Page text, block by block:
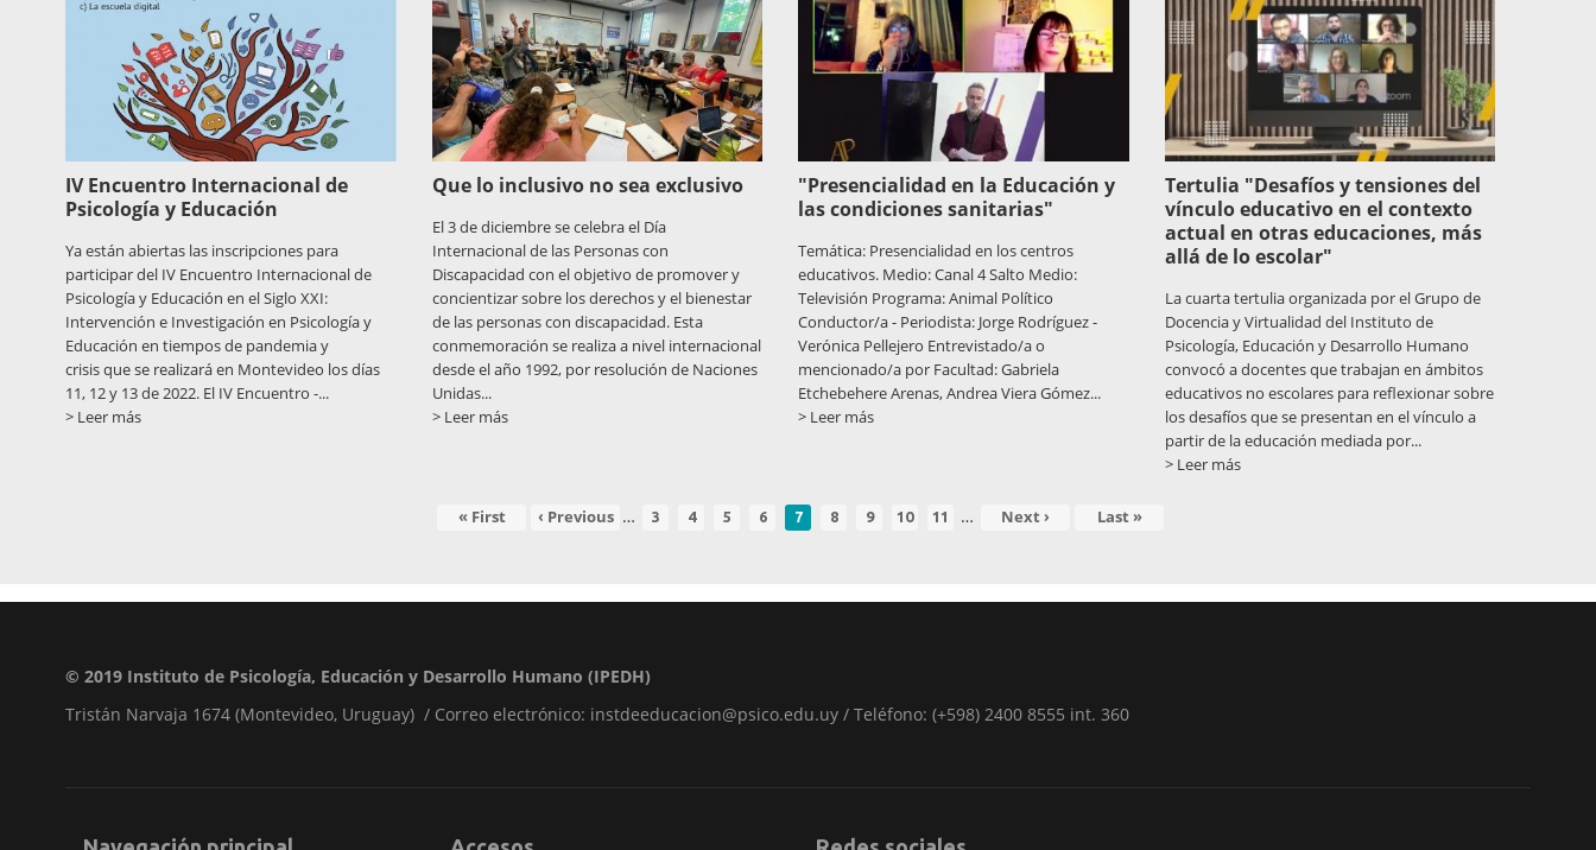
IV Encuentro Internacional de
Psicología y Educación
Ya están abiertas las inscripciones para
participar del IV Encuentro Internacional de
Psicología y Educación en el Siglo XXI:
Intervención e Investigación en Psicología y
Educación en tiempos de pandemia y
crisis que se realizará en Montevideo los días
11, 12 y 13 de 2022. El IV Encuentro -...
> Leer más
Que lo inclusivo no sea exclusivo
El 3 de diciembre se celebra el Día
Internacional de las Personas con
Discapacidad con el objetivo de promover y
concientizar sobre los derechos y el bienestar
de las personas con discapacidad. Esta
conmemoración se realiza a nivel internacional
desde el año 1992, por resolución de Naciones
Unidas...
> Leer más
"Presencialidad en la Educación y
las condiciones sanitarias"
Temática: Presencialidad en los centros
educativos. Medio: Canal 4 Salto Medio:
Televisión Programa: Animal Político
Conductor/a - Periodista: Jorge Rodríguez -
Verónica Pellejero Entrevistado/a o
mencionado/a por Facultad: Gabriela
Etchebehere Arenas, Andrea Viera Gómez...
> Leer más
Tertulia "Desafíos y tensiones del
vínculo educativo en el contexto
actual en otras educaciones, más
allá de lo escolar"
La cuarta tertulia organizada por el Grupo de
Docencia y Virtualidad del Instituto de
Psicología, Educación y Desarrollo Humano
convocó a docentes que trabajan en ámbitos
educativos no escolares para reflexionar sobre
los desafíos que se presentan en el vínculo a
partir de la educación mediada por...
> Leer más
Primera
« First
Página
‹ Previous … Page
3 Page
4 Page
5 Page
6
Página
7 Page
8 Page
9 Page
10 Page
11 …
Siguiente
Next ›
Última
Last »
© 2019 Instituto de Psicología, Educación y Desarrollo Humano (IPEDH)
Tristán Narvaja 1674 (Montevideo, Uruguay) / Correo electrónico: instdeeducacion@psico.edu.uy / Teléfono: (+598) 2400 8555 int. 360